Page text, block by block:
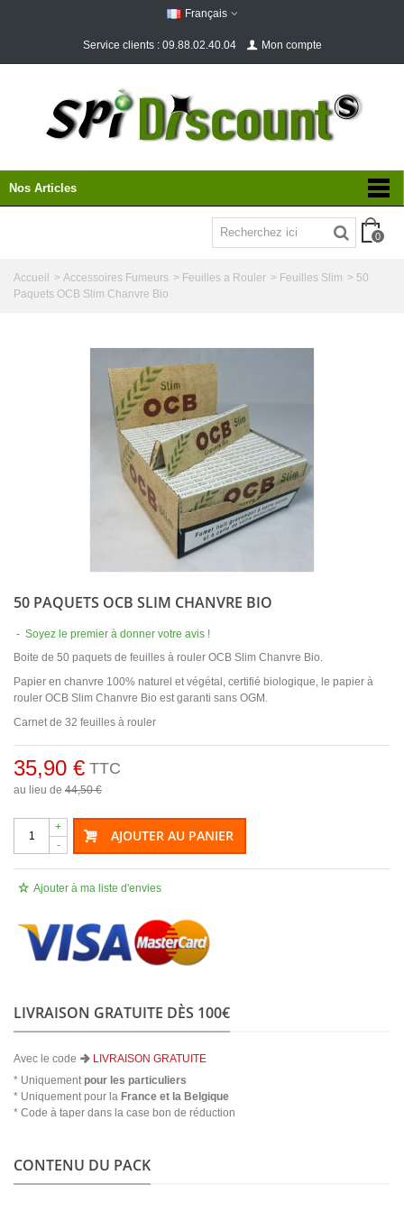
Français
Service clients : 09.88.02.40.04 Mon compte
Nos Articles
0
Accueil > Accessoires Fumeurs > Feuilles a Rouler > Feuilles Slim > 50
Paquets OCB Slim Chanvre Bio
50 PAQUETS OCB SLIM CHANVRE BIO
- Soyez le premier à donner votre avis !
Boite de 50 paquets de feuilles à rouler OCB Slim Chanvre Bio.
Papier en chanvre 100% naturel et végétal, certifié biologique, le papier à
rouler OCB Slim Chanvre Bio est garanti sans OGM.
Carnet de 32 feuilles à rouler
35,90 € TTC
au lieu de 44,50 €
-
+ AJOUTER AU PANIER
Ajouter à ma liste d'envies
LIVRAISON GRATUITE DÈS 100€
Avec le code
LIVRAISON GRATUITE
* Uniquementpour les particuliers
* Uniquement pour la France et la Belgique
* Code à taper dans la case bon de réduction
CONTENU DU PACK